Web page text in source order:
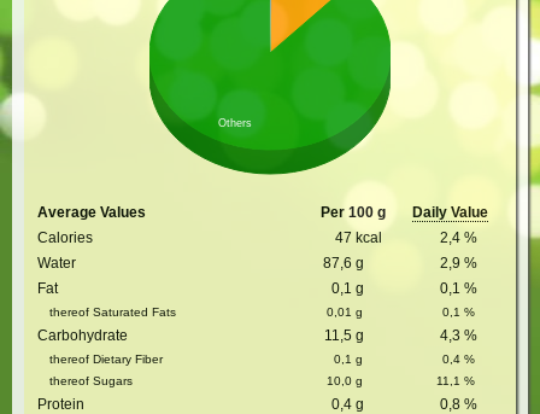
Others
Average Values Per 100 g
Daily Value
Calories
47 kcal 2,4 %
Water
87,6 g 2,9 %
Fat
0,1 g 0,1 %
thereof Saturated Fats 0,01 g 0,1 %
Carbohydrate 11,5 g 4,3 %
thereof Dietary Fiber 0,1 g 0,4 %
thereof Sugars
10,0 g 11,1 %
Protein 0,4 g 0,8 %